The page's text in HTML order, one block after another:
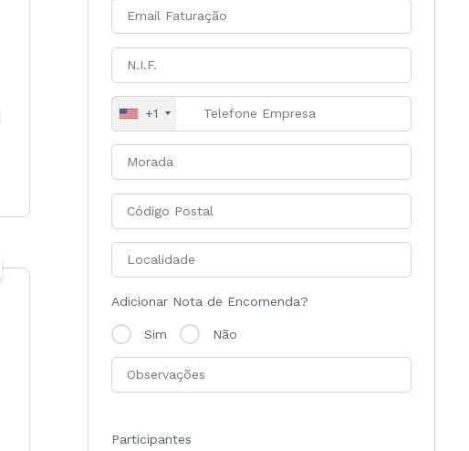
+1
Adicionar Nota de Encomenda?
Sim Não
Participantes